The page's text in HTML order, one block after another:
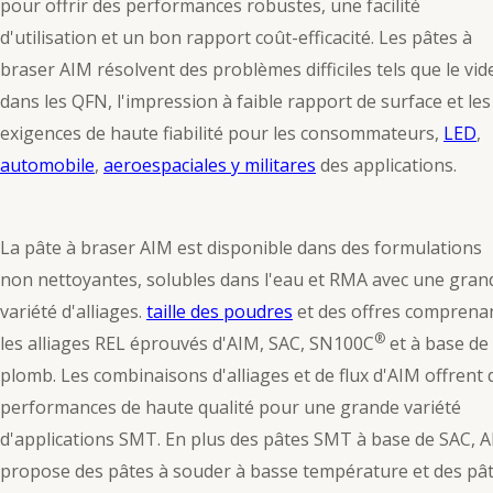
pour offrir des performances robustes, une facilité
d'utilisation et un bon rapport coût-efficacité. Les pâtes à
braser AIM résolvent des problèmes difficiles tels que le
dans les QFN, l'impression à faible rapport de surface et les
exigences de haute fiabilité pour les consommateurs, LED,
automobile, aeroespaciales y militares des applications.
La pâte à braser AIM est disponible dans des formulations
non nettoyantes, solubles dans l'eau et RMA avec une
variété d'alliages. taille des poudres et des offres
les alliages REL éprouvés d'AIM, SAC, SN100C® et à base de
plomb. Les combinaisons d'alliages et de flux d'AIM offrent
performances de haute qualité pour une grande variété
d'applications SMT. En plus des pâtes SMT à base de SAC,
propose des pâtes à souder à basse température et des